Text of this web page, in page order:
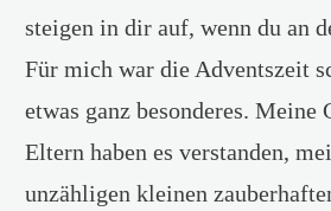
steigen in dir auf, wenn du an
Für mich war die Adventszeit
etwas ganz besonderes. Meine
Eltern haben es verstanden,
unzähligen kleinen